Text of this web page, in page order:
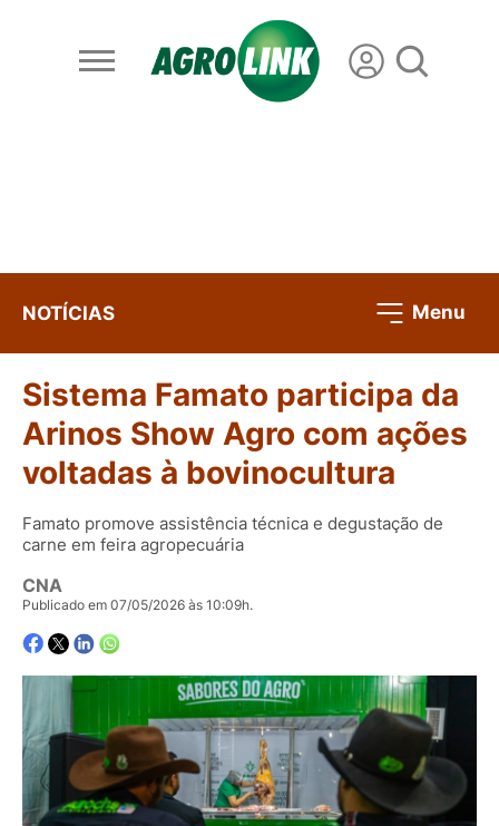
NOTÍCIAS Menu
Sistema Famato participa da
Arinos Show Agro com ações
voltadas à bovinocultura
Famato promove assistência técnica e degustação de
carne em feira agropecuária
CNA
Publicado em 07/05/2026 às 10:09h.